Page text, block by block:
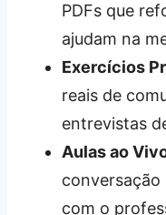
PDFs que
ajudam na
Exercícios
reais de
entrevistas
Aulas ao
com o